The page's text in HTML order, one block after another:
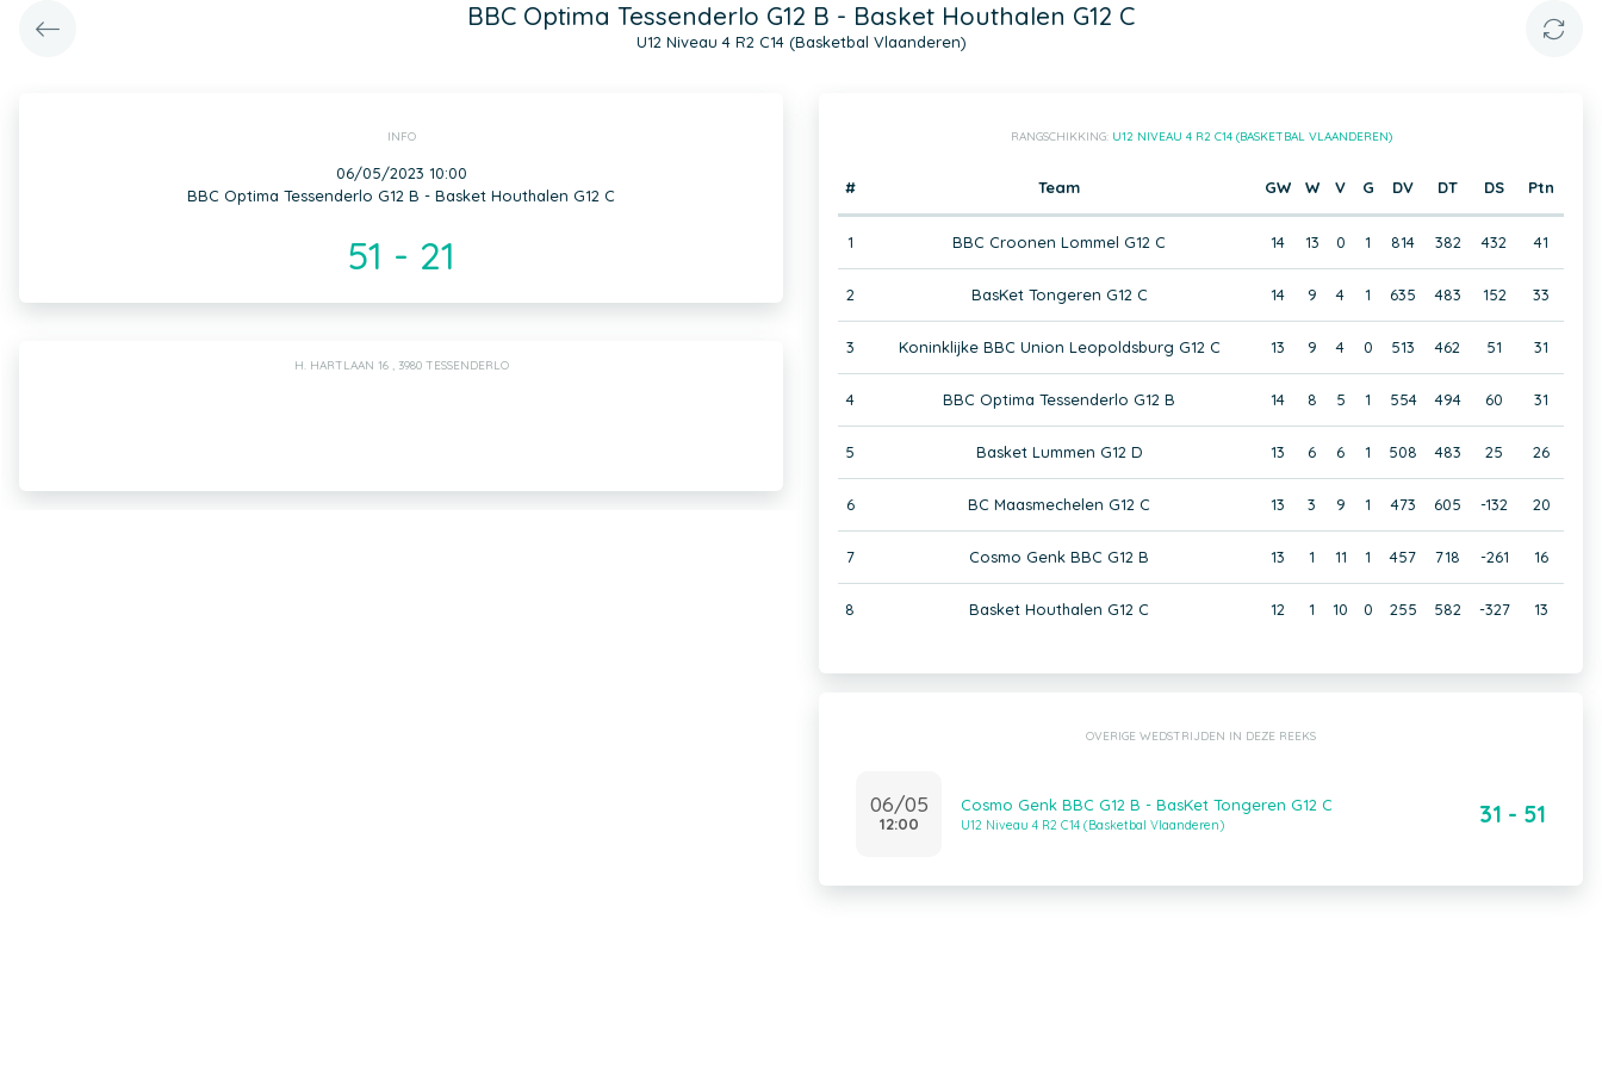
BBC Optima Tessenderlo G12 B - Basket Houthalen G12 C
U12 Niveau 4 R2 C14 (Basketbal Vlaanderen)
INFO
06/05/2023 10:00
BBC Optima Tessenderlo G12 B - Basket Houthalen G12 C
51 - 21
H. HARTLAAN 16 , 3980 TESSENDERLO
RANGSCHIKKING: U12 NIVEAU 4 R2 C14 (BASKETBAL VLAANDEREN)
# Team GW W V G DV DT DS Ptn
1 BBC Croonen Lommel G12 C 14 13 0 1 814 382 432 41
2 BasKet Tongeren G12 C 14 9 4 1 635 483 152 33
3 Koninklijke BBC Union Leopoldsburg G12 C 13 9 4 0 513 462 51 31
4 BBC Optima Tessenderlo G12 B 14 8 5 1 554 494 60 31
5 Basket Lummen G12 D 13 6 6 1 508 483 25 26
6 BC Maasmechelen G12 C 13 3 9 1 473 605 -132 20
7 Cosmo Genk BBC G12 B 13 1 11 1 457 718 -261 16
8 Basket Houthalen G12 C 12 1 10 0 255 582 -327 13
OVERIGE WEDSTRIJDEN IN DEZE REEKS
06/05
12:00
Cosmo Genk BBC G12 B - BasKet Tongeren G12 C
U12 Niveau 4 R2 C14 (Basketbal Vlaanderen) 31 - 51